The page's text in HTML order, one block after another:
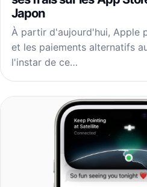
Japon
À partir d'aujourd'hui, Apple
et les paiements alternatifs
l'instar de ce…